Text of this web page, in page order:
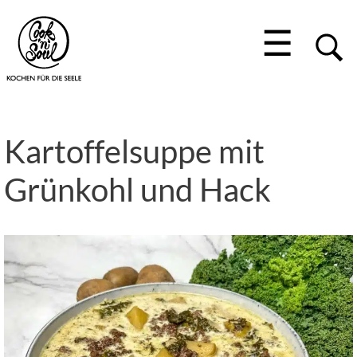
☰
Kartoffelsuppe mit
Grünkohl und Hack